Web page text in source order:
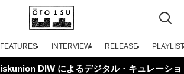
FEATURES INTERVIEW RELEASE PLAYLIST
DIW によるデジタル・キュレーショ